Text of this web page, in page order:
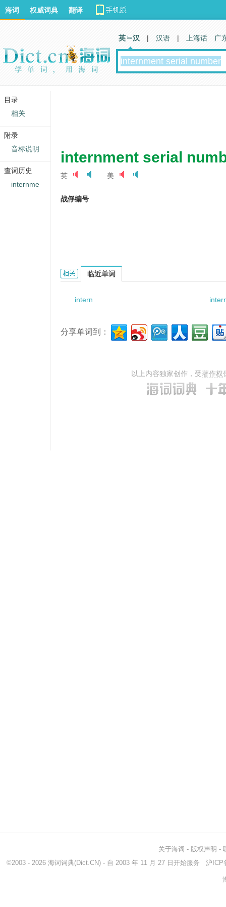
internment serial
英 美
战俘编号
Internment Serial Number的相关资料：
临近单词
intern
分享单词到：
以上内容独家创作，受著作权
海词 权威词典 翻译
英 汉 | 汉语 | 上海话 广
关于海词 - 版权声明 -
©2003 - 2026 海词词典(Dict.CN) - 自 2003 年 11 月 27 日开始服务 沪ICP
目录
相关
附录
音标说明
查词历史
internme